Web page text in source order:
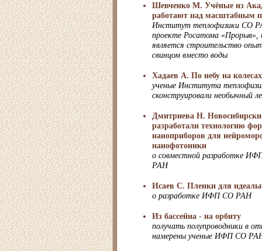
Шевченко М. Учёные из
работают над масштабным
Институт теплофизики СО
проекте Росатома «Прорыв»,
является строительство
свинцом вместо воды
Хадаев А. По небу на
ученые Института
сконструировали необычный
Дмитриева Н.
разработали технологию
наноприборов для
нанофотоники
о совместной разработке
РАН
Исаев С. Пленки для
о разработке ИФП СО РАН
Из бассейна - на орбиту
получать полупроводники в
намерены ученые ИФП СО